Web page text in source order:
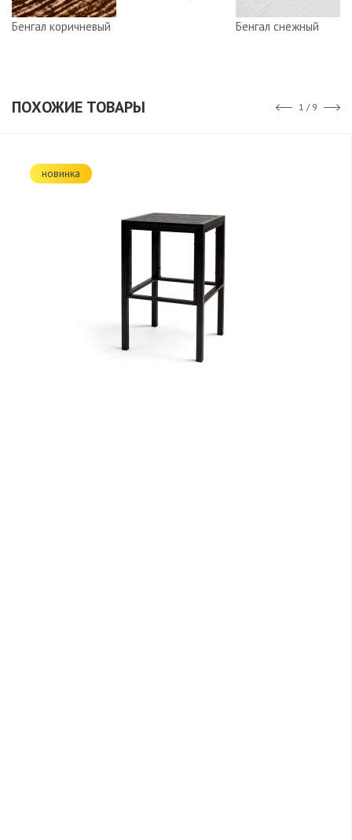
Бенгал коричневый Бенгал снежный
ПОХОЖИЕ ТОВАРЫ
новинка
1 / 9